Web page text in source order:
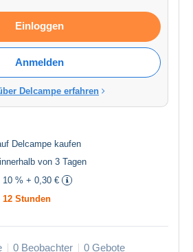
Einloggen
Anmelden
Delcampe erfahren
Delcampe kaufen
von 3 Tagen
10 % + 0,30 €
12 Stunden
0 Beobachter 0 Gebote